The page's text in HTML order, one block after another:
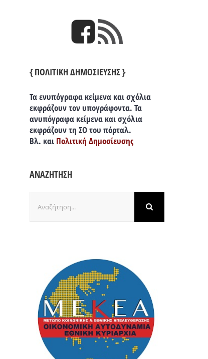
{ ΠΟΛΙΤΙΚΗ ΔΗΜΟΣΙΕΥΣΗΣ }
Τα ενυπόγραφα κείμενα και σχόλια
εκφράζουν τον υπογράφοντα. Τα
ανυπόγραφα κείμενα και σχόλια
εκφράζουν τη ΣΟ του πόρταλ.
Βλ. και Πολιτική Δημοσίευσης
ΑΝΑΖΗΤΗΣΗ
για: